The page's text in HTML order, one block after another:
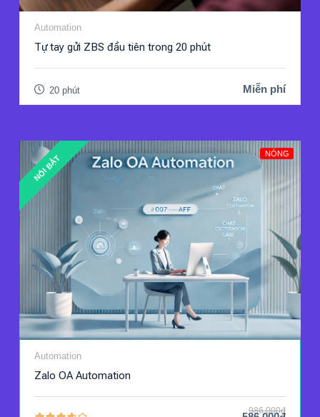
Automation
Tự tay gửi ZBS đầu tiên trong 20 phút
20 phút Miễn phí
NỔI BẬT NÓNG
Automation
Zalo OA Automation
986,000đ